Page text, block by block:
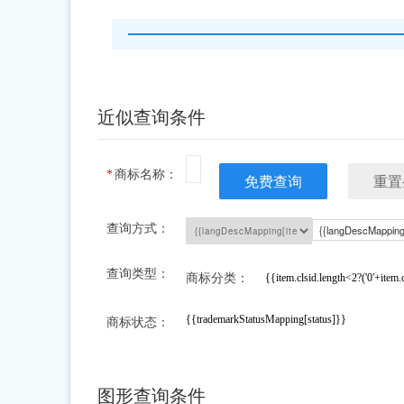
近似查询条件
商标名称： 免费查询 重
查询方式：
查询类型： 商标分类：
商标状态： {{trademarkStatusMapping[status]}}
图形查询条件